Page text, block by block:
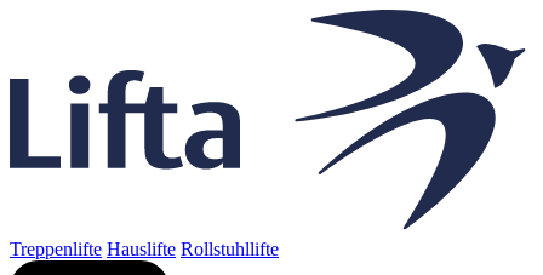
Treppenlifte Hauslifte Rollstuhllifte